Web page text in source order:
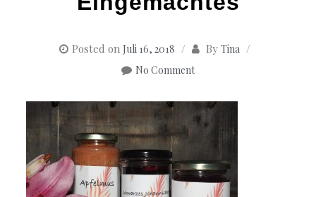
Posted on Juli 16, 2018 By Tina
No Comment